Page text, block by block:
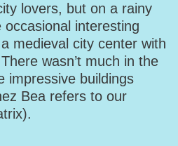
lovers, but on a rainy
interesting
medieval city center with
wasn’t much in the
impressive buildings
Bea refers to our